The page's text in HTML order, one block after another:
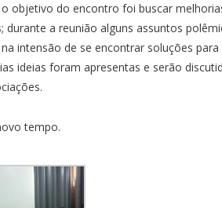
objetivo do encontro foi buscar
a reunião alguns assuntos
intensão de se encontrar soluções
ideias foram apresentas e serão
tempo.